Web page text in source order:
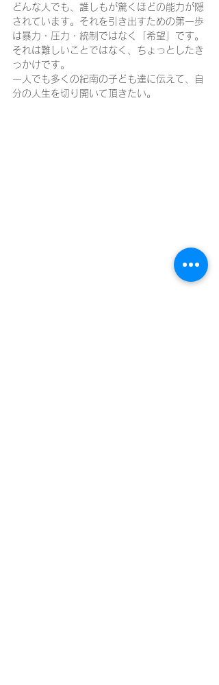
どんな人でも、誰しもが驚くほどの能力が隠
されています。それを引き出すための第一歩
は暴力・圧力・統制ではなく「希望」です。
それは難しいことではなく、ちょっとしたき
っかけです。
一人でも多くの紀南の子ども達に伝えて、自
分の人生を切り開いて頂きたい。